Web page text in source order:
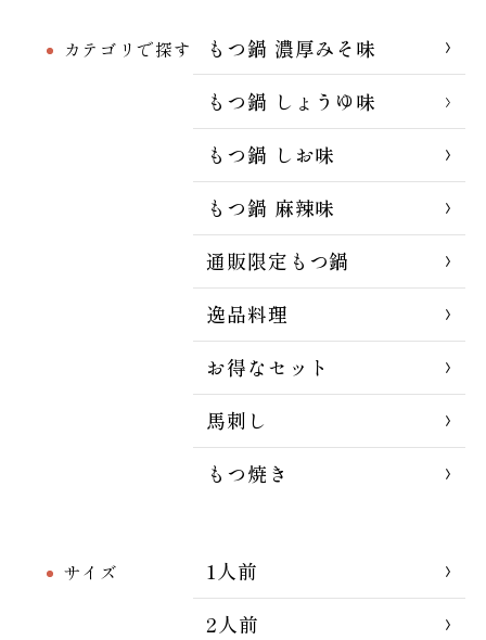
カテゴリで探す
もつ鍋 濃厚みそ味
もつ鍋 しょうゆ味
もつ鍋 しお味
もつ鍋 麻辣味
通販限定もつ鍋
逸品料理
お得なセット
馬刺し
もつ焼き
サイズ
1人前
2人前